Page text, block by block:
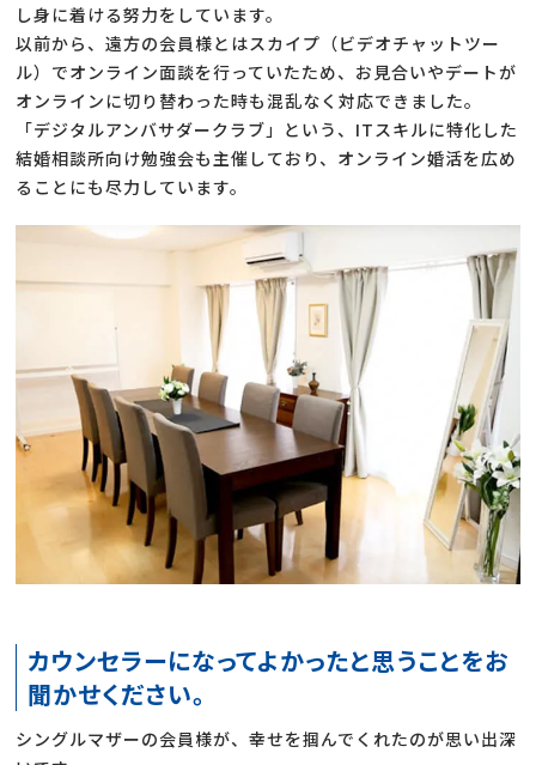
し身に着ける努力をしています。
以前から、遠方の会員様とはスカイプ（ビデオチャットツー
ル）でオンライン面談を行っていたため、お見合いやデートが
オンラインに切り替わった時も混乱なく対応できました。
「デジタルアンバサダークラブ」という、ITスキルに特化した
結婚相談所向け勉強会も主催しており、オンライン婚活を広め
ることにも尽力しています。
カウンセラーになってよかったと思うことをお
聞かせください。
シングルマザーの会員様が、幸せを掴んでくれたのが思い出深